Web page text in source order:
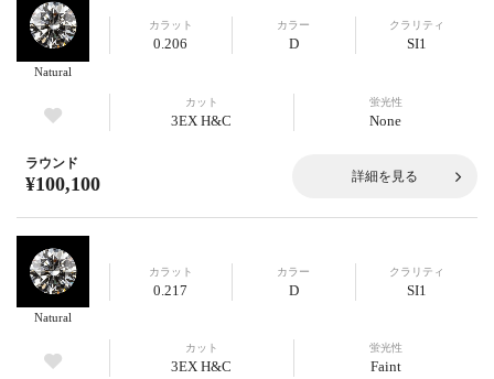
Natural
カラット
0.206
カラー
D
クラリティ
SI1
カット
3EX H&C
蛍光性
None
ラウンド
¥100,100 詳細を見る
Natural
カラット
0.217
カラー
D
クラリティ
SI1
カット
3EX H&C
蛍光性
Faint